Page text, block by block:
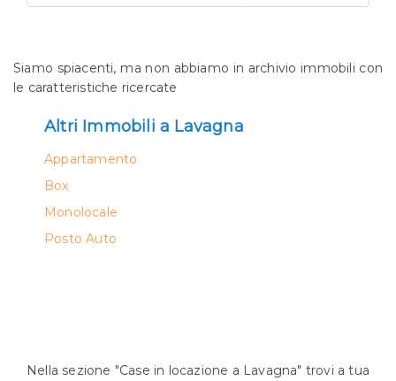
Siamo spiacenti, ma non abbiamo in archivio immobili con
le caratteristiche ricercate
Altri Immobili a Lavagna
Appartamento
Box
Monolocale
Posto Auto
Nella sezione "Case in locazione a Lavagna" trovi a tua
*Il tuo telefono*
*Il tuo nome*
Ho letto, compreso e accetto la
Ricevi immobili simili a questo da Agenzia